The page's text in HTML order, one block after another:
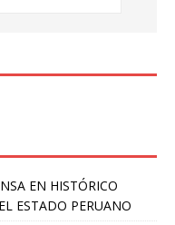
EN HISTÓRICO
ESTADO PERUANO